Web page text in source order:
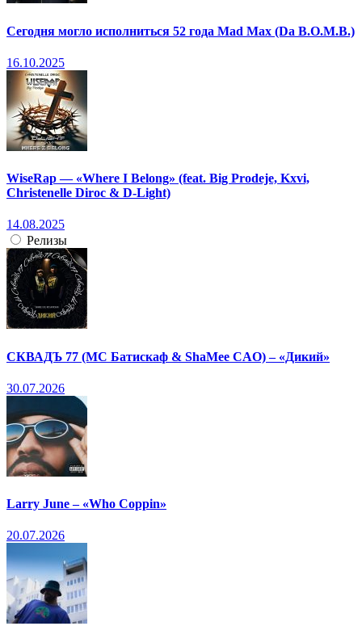
Сегодня могло исполниться 52 года Mad Max (Da B.O.M.B.)
16.10.2025
WiseRap — «Where I Belong» (feat. Big Prodeje, Kxvi,
Christenelle Diroc & D-Light)
14.08.2025
Релизы
СКВАДЪ 77 (МС Батискаф & ShaMee CAO) – «Дикий»
30.07.2026
Larry June – «Who Coppin»
20.07.2026